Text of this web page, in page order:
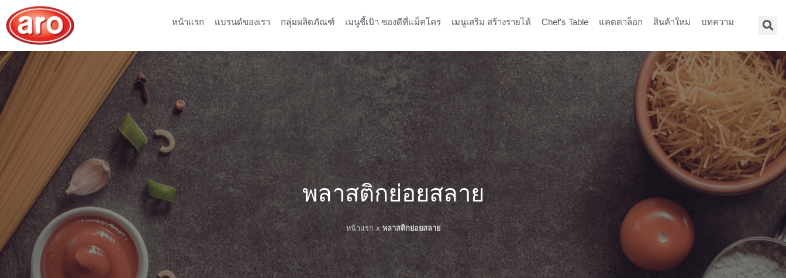
หน้าแรก แบรนด์ของเรา กลุ่มผลิตภัณฑ์ เมนูชี้เป้า ของดีที่แม็คโคร เมนูเสริม สร้างรายได้ Chef’s Table แคตตาล็อก สินค้าใหม่ บทความ
พลาสติกย่อยสลาย
หน้าแรกxพลาสติกย่อยสลาย